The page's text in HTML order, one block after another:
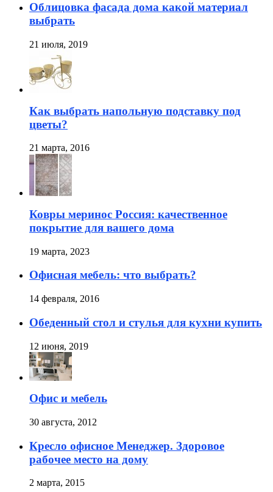
Облицовка фасада дома какой материал
выбрать
21 июля, 2019
Как выбрать напольную подставку под
цветы?
21 марта, 2016
Ковры меринос Россия: качественное
покрытие для вашего дома
19 марта, 2023
Офисная мебель: что выбрать?
14 февраля, 2016
Обеденный стол и стулья для кухни купить
12 июня, 2019
Офис и мебель
30 августа, 2012
Кресло офисное Менеджер. Здоровое
рабочее место на дому
2 марта, 2015